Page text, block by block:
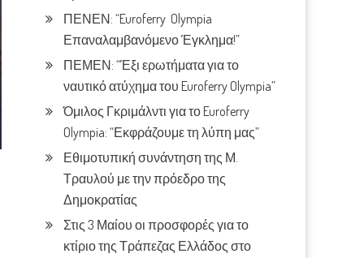
ΠΕΝΕΝ: “Euroferry Olympia
Επαναλαμβανόμενο Έγκλημα!”
ΠΕΜΕΝ: “Έξι ερωτήματα για το
ναυτικό ατύχημα του Euroferry Olympia”
Όμιλος Γκριμάλντι για το Euroferry
Olympia: “Εκφράζουμε τη λύπη μας”
Εθιμοτυπική συνάντηση της Μ.
Τραυλού με την πρόεδρο της
Δημοκρατίας
Στις 3 Μαίου οι προσφορές για το
κτίριο της Τράπεζας Ελλάδος στο